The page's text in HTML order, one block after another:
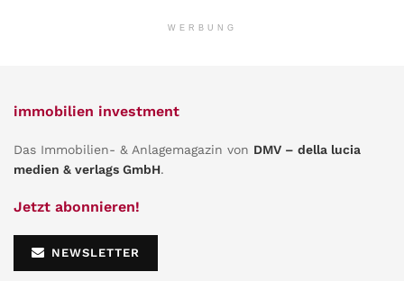
WERBUNG
immobilien investment
Das Immobilien- & Anlagemagazin von DMV – della lucia
medien & verlags GmbH.
Jetzt abonnieren!
NEWSLETTER